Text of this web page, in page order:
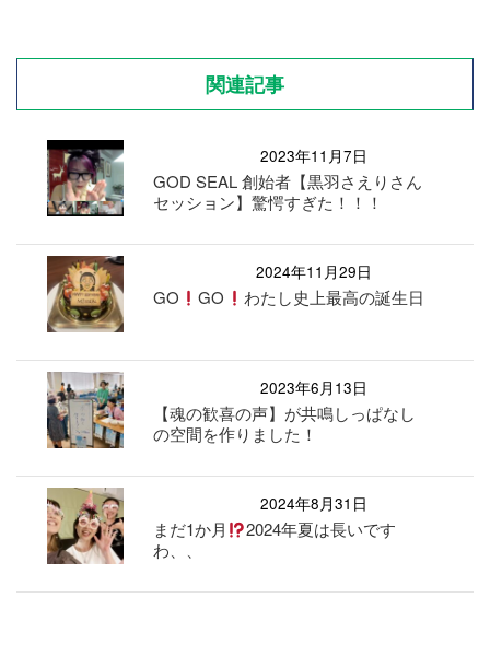
関連記事
2023年11月7日
GOD SEAL 創始者【黒羽さえりさん
セッション】驚愕すぎた！！！
2024年11月29日
GO GO わたし史上最高の誕生日
2023年6月13日
【魂の歓喜の声】が共鳴しっぱなし
の空間を作りました！
2024年8月31日
まだ1か月
2024年夏は長いです
わ、、